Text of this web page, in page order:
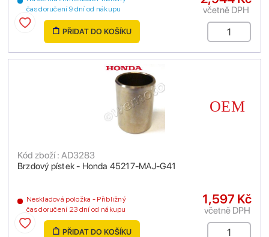
čas doručení 9 dní od nákupu
včetně DPH
PŘIDAT DO KOŠÍKU
Brzdový pístek - Honda 45217-MAJ-G41
Kód zboží : AD3283
Neskladová položka - Přibližný
čas doručení 23 dní od nákupu
1,597 Kč
včetně DPH
PŘIDAT DO KOŠÍKU